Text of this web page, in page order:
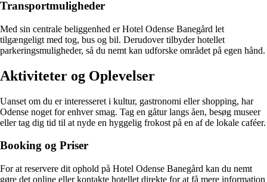
Transportmuligheder
Med sin centrale beliggenhed er Hotel Odense Banegård let
tilgængeligt med tog, bus og bil. Derudover tilbyder hotellet
parkeringsmuligheder, så du nemt kan udforske området på egen hånd.
Aktiviteter og Oplevelser
Uanset om du er interesseret i kultur, gastronomi eller shopping, har
Odense noget for enhver smag. Tag en gåtur langs åen, besøg museer
eller tag dig tid til at nyde en hyggelig frokost på en af de lokale caféer.
Booking og Priser
For at reservere dit ophold på Hotel Odense Banegård kan du nemt
gøre det online eller kontakte hotellet direkte for at få mere information